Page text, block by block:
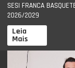
SESI FRANCA
2026/2029
Leia
Mais